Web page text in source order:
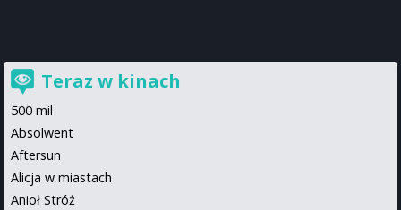
Teraz w kinach
500 mil
Absolwent
Aftersun
Alicja w miastach
Anioł Stróż